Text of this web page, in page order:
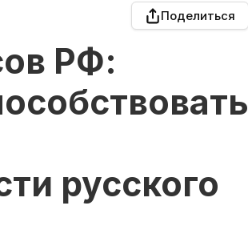
Поделиться
РФ:
русского